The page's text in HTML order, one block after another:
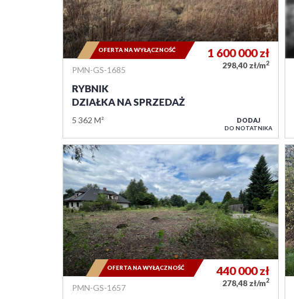
PMN-GS-1685
RYBNIK
DZIAŁKA NA SPRZEDAŻ
5 362 M²
1 600 000zł
298,40 zł/m2
OFERTA NA WYŁĄCZNOŚĆ
DODAJ
DO NOTATNIKA
PMN-GS-1657
440 000zł
278,48 zł/m2
OFERTA NA WYŁĄCZNOŚĆ